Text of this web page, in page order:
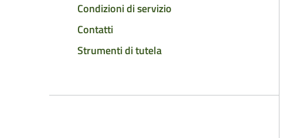
Condizioni di servizio
Contatti
Strumenti di tutela